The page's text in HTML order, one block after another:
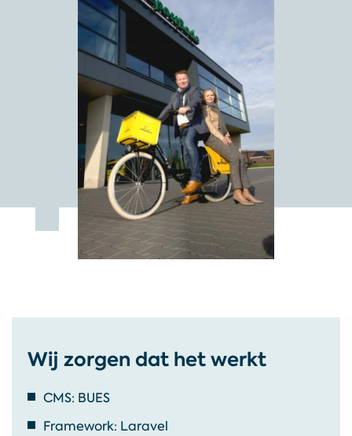
Wij zorgen dat het werkt
CMS: BUES
Framework: Laravel